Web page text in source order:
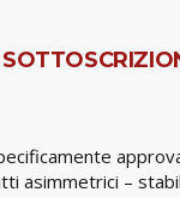
asimmetrici –